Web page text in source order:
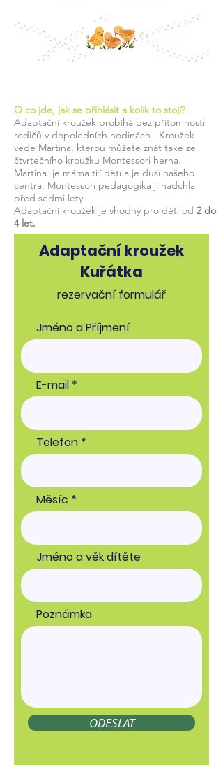
O co jde, jak se přihlásit a kolik to stojí?
Adaptační kroužek probíhá bez přítomnosti
rodičů v dopoledních hodinách. Kroužek
vede Martina, kterou můžete znát také ze
čtvrtečního kroužku Montessori herna.
Martina je máma tří dětí a je duší našeho
centra. Montessori pedagogika ji nadchla
před sedmi lety.
Adaptační kroužek je vhodný pro děti od 2 do
4 let.
Adaptační kroužek
Kuřátka
rezervační formulář
Jméno a Příjmení
E-mail
Telefon
Měsíc
Jméno a věk dítěte
Poznámka
ODESLAT